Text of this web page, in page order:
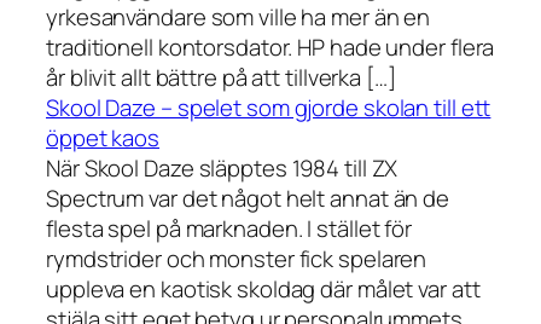
yrkesanvändare som ville ha mer än en
traditionell kontorsdator. HP hade under flera
år blivit allt bättre på att tillverka […]
Skool Daze – spelet som gjorde skolan till ett
öppet kaos
När Skool Daze släpptes 1984 till ZX
Spectrum var det något helt annat än de
flesta spel på marknaden. I stället för
rymdstrider och monster fick spelaren
uppleva en kaotisk skoldag där målet var att